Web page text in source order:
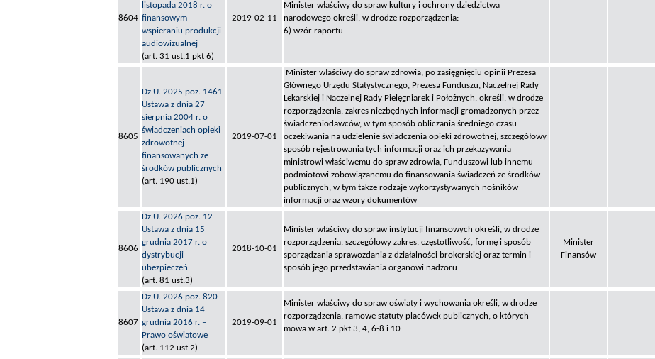
8604
listopada 2018 r. o
finansowym
wspieraniu produkcji
audiowizualnej
(art. 31 ust.1 pkt 6)
2019-02-11
Minister właściwy do spraw kultury i ochrony dziedzictwa
narodowego określi, w drodze rozporządzenia:
6) wzór raportu
8605
Dz.U. 2025 poz. 1461
Ustawa z dnia 27
sierpnia 2004 r. o
świadczeniach opieki
zdrowotnej
finansowanych ze
środków publicznych
(art. 190 ust.1)
2019-07-01
Minister właściwy do spraw zdrowia, po zasięgnięciu opinii Prezesa
Głównego Urzędu Statystycznego, Prezesa Funduszu, Naczelnej Rady
Lekarskiej i Naczelnej Rady Pielęgniarek i Położnych, określi, w drodze
rozporządzenia, zakres niezbędnych informacji gromadzonych przez
świadczeniodawców, w tym sposób obliczania średniego czasu
oczekiwania na udzielenie świadczenia opieki zdrowotnej, szczegółowy
sposób rejestrowania tych informacji oraz ich przekazywania
ministrowi właściwemu do spraw zdrowia, Funduszowi lub innemu
podmiotowi zobowiązanemu do finansowania świadczeń ze środków
publicznych, w tym także rodzaje wykorzystywanych nośników
informacji oraz wzory dokumentów
8606
Dz.U. 2026 poz. 12
Ustawa z dnia 15
grudnia 2017 r. o
dystrybucji
ubezpieczeń
(art. 81 ust.3)
2018-10-01
Minister właściwy do spraw instytucji finansowych określi, w drodze
rozporządzenia, szczegółowy zakres, częstotliwość, formę i sposób
sporządzania sprawozdania z działalności brokerskiej oraz termin i
sposób jego przedstawiania organowi nadzoru
Minister
Finansów
8607
Dz.U. 2026 poz. 820
Ustawa z dnia 14
grudnia 2016 r. –
Prawo oświatowe
(art. 112 ust.2)
2019-09-01
Minister właściwy do spraw oświaty i wychowania określi, w drodze
rozporządzenia, ramowe statuty placówek publicznych, o których
mowa w art. 2 pkt 3, 4, 6-8 i 10